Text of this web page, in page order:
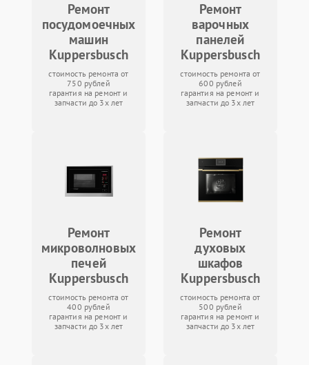
Ремонт
посудомоечных
машин
Kuppersbusch
стоимость ремонта от
750 рублей
гарантия на ремонт и
запчасти до 3х лет
Ремонт
варочных
панелей
Kuppersbusch
стоимость ремонта от
600 рублей
гарантия на ремонт и
запчасти до 3х лет
Ремонт
микроволновых
печей
Kuppersbusch
стоимость ремонта от
400 рублей
гарантия на ремонт и
запчасти до 3х лет
Ремонт
духовых
шкафов
Kuppersbusch
стоимость ремонта от
500 рублей
гарантия на ремонт и
запчасти до 3х лет